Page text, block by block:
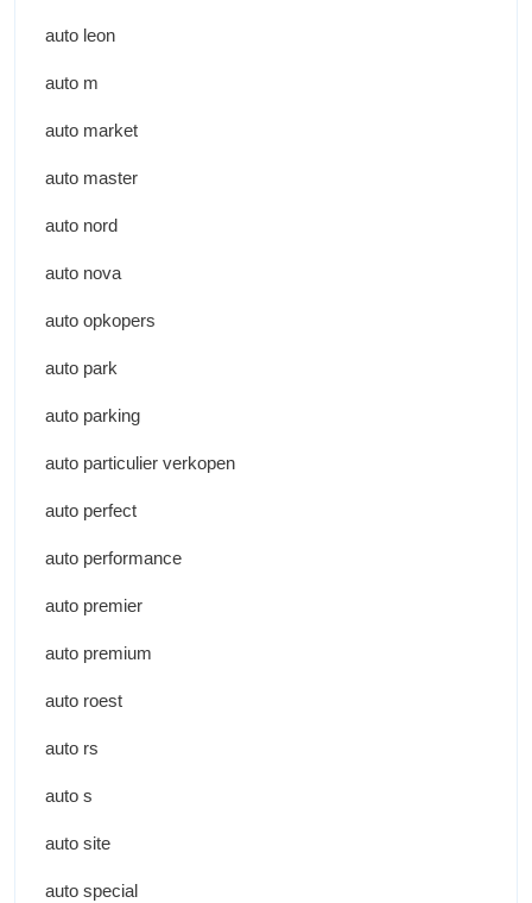
auto leon
auto m
auto market
auto master
auto nord
auto nova
auto opkopers
auto park
auto parking
auto particulier verkopen
auto perfect
auto performance
auto premier
auto premium
auto roest
auto rs
auto s
auto site
auto special